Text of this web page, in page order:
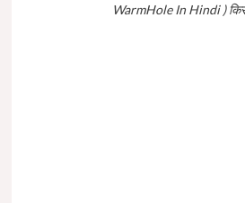
WarmHole In Hindi )